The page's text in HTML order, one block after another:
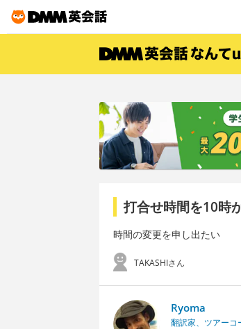
打合せ時間を10時
時間の変更を申し出たい
TAKASHIさん
Ryoma
翻訳家、ツアーコ